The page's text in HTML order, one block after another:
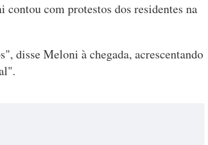
contou com protestos dos residentes na
disse Meloni à chegada, acrescentando